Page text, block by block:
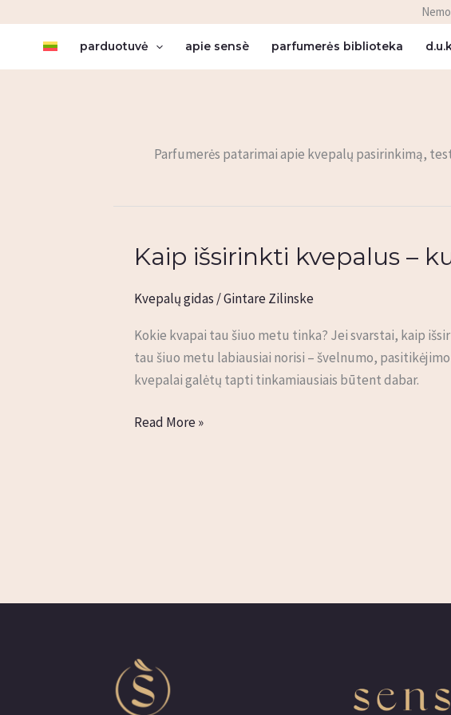
parduotuvė apie sensè parfumerės biblioteka
Parfumerės patarimai apie kvepalų pasirinkimą,
Kaip išsirinkti kvepalus –
Kvepalų gidas /Gintare Zilinske
Kokie kvapai tau šiuo metu tinka? Jei svarstai, kaip
tau šiuo metu labiausiai norisi – švelnumo,
kvepalai galėtų tapti tinkamiausiais būtent dabar.
Kaip
išsirinkti
kvepalus
kurie
tau
tinka
Read More »